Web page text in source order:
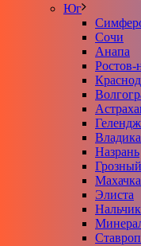
Юг
Сочи
Анапа
Назрань
Грозный
Элиста
Нальчик